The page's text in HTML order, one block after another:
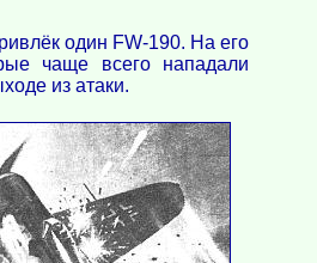
один FW-190. На его
чаще всего нападали
из атаки.